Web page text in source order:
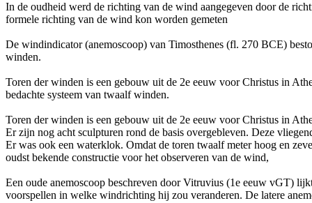
In de oudheid werd de richting van de wind aangegeven door de
formele richting van de wind kon worden gemeten
De windindicator (anemoscoop) van Timosthenes (fl. 270 BCE)
winden.
Toren der winden is een gebouw uit de 2e eeuw voor Christus in
bedachte systeem van twaalf winden.
Toren der winden is een gebouw uit de 2e eeuw voor Christus in
Er zijn nog acht sculpturen rond de basis overgebleven. Deze
Er was ook een waterklok. Omdat de toren twaalf meter hoog en
oudst bekende constructie voor het observeren van de wind,
Een oude anemoscoop beschreven door Vitruvius (1e eeuw vGT)
voorspellen in welke windrichting hij zou veranderen. De latere